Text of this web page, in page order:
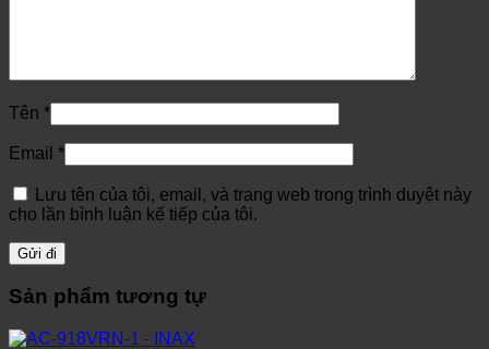
Tên *
Email *
Lưu tên của tôi, email, và trang web trong trình duyệt này
cho lần bình luận kế tiếp của tôi.
Sản phẩm tương tự